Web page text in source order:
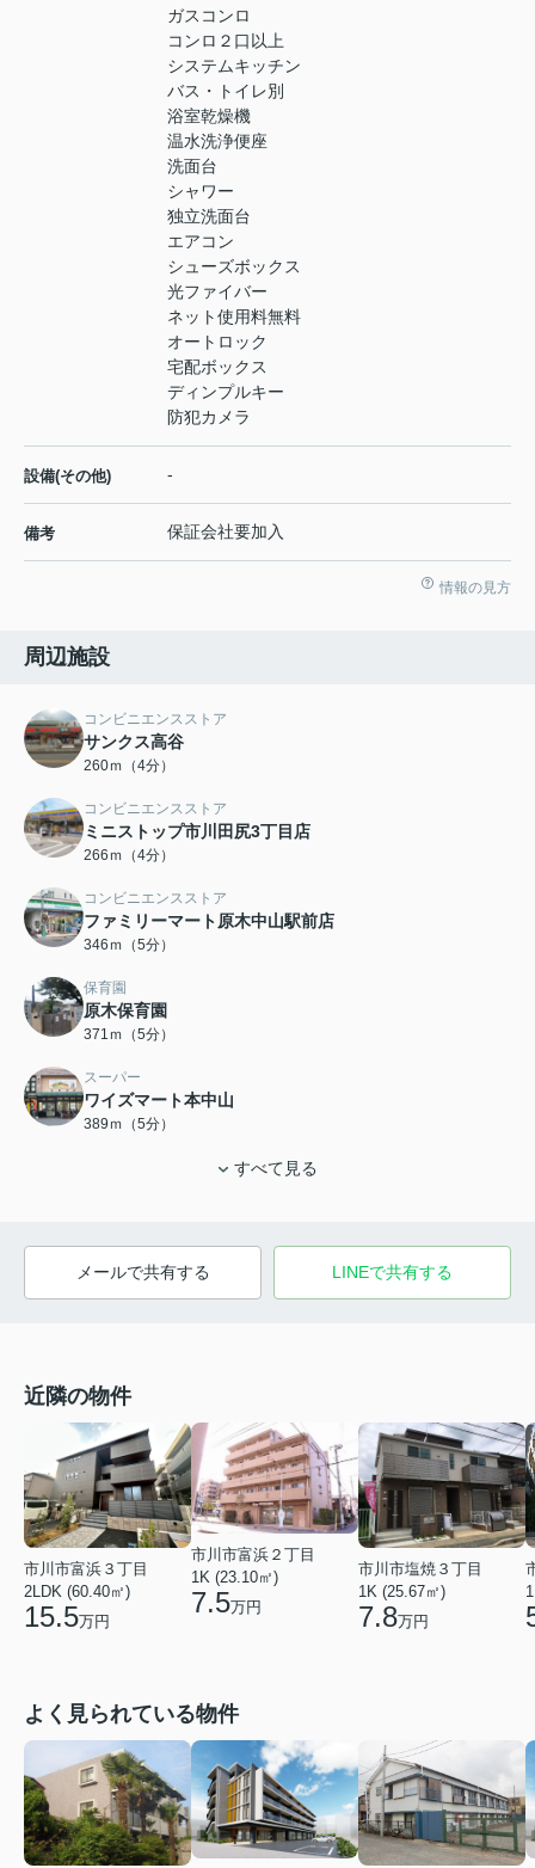
ガスコンロ
コンロ２口以上
システムキッチン
バス・トイレ別
浴室乾燥機
温水洗浄便座
洗面台
シャワー
独立洗面台
エアコン
シューズボックス
光ファイバー
ネット使用料無料
オートロック
宅配ボックス
ディンプルキー
防犯カメラ
設備(その他) -
備考 保証会社要加入
情報の見方
周辺施設
コンビニエンスストア
サンクス高谷
260ｍ（4分）
コンビニエンスストア
ミニストップ市川田尻3丁目店
266ｍ（4分）
コンビニエンスストア
ファミリーマート原木中山駅前店
346ｍ（5分）
保育園
原木保育園
371ｍ（5分）
スーパー
ワイズマート本中山
389ｍ（5分）
すべて見る
メールで共有する LINEで共有する
近隣の物件
市川市富浜３丁目
2LDK (60.40㎡)
15.5万円
市川市富浜２丁目
1K (23.10㎡)
7.5万円
市川市塩焼３丁目
1K (25.67㎡)
7.8万円
よく見られている物件